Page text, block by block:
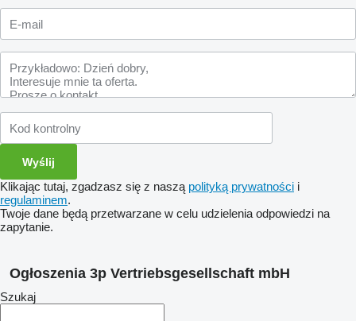
Klikając tutaj, zgadzasz się z naszą polityką prywatności i
regulaminem.
Twoje dane będą przetwarzane w celu udzielenia odpowiedzi na
zapytanie.
Ogłoszenia 3p Vertriebsgesellschaft mbH
Szukaj